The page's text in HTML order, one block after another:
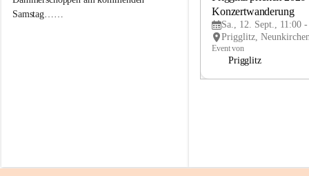
g
Samstag……
Konzertwanderung
Sa., 12. Sept., 11:00
Event von
Prigglitz